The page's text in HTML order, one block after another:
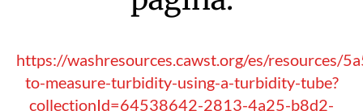
https://washresources.cawst.org/es/resources/
to-measure-turbidity-using-a-turbidity-tube?
collectionId=64538642-2813-4a25-b8d2-